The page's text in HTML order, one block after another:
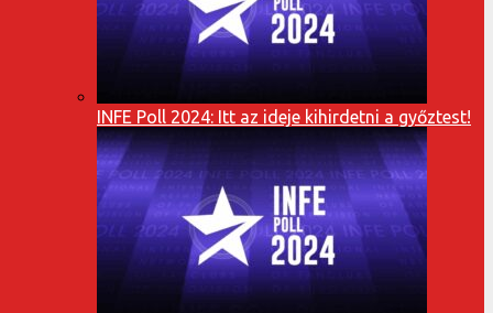
INFE Poll 2024: Itt az ideje kihirdetni a győztest!